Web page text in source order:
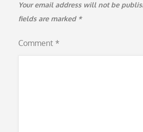
Your email address will not be
fields are marked *
Comment *